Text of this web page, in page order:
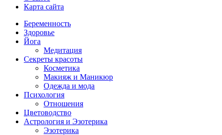
Карта сайта
Беременность
Здоровье
Йога
Медитация
Секреты красоты
Косметика
Макияж и Маникюр
Одежда и мода
Психология
Отношения
Цветоводство
Астрология и Эзотерика
Эзотерика